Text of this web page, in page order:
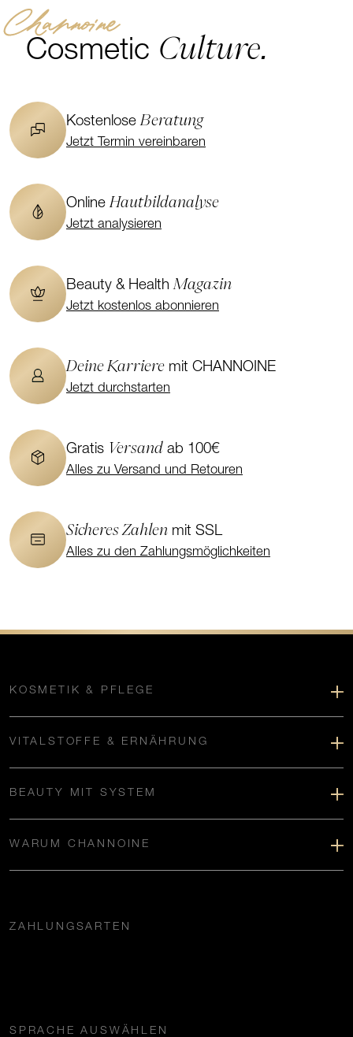
Channoine
Cosmetic Culture.
KostenloseBeratung
Jetzt Termin vereinbaren
OnlineHautbildanalyse
Jetzt analysieren
Beauty & HealthMagazin
Jetzt kostenlos abonnieren
Deine Karriere mit CHANNOINE
Jetzt durchstarten
Gratis Versand ab 100€
Alles zu Versand und Retouren
Sicheres Zahlen mit SSL
Alles zu den Zahlungsmöglichkeiten
KOSMETIK & PFLEGE
VITALSTOFFE & ERNÄHRUNG
BEAUTY MIT SYSTEM
WARUM CHANNOINE
ZAHLUNGSARTEN
SPRACHE AUSWÄHLEN